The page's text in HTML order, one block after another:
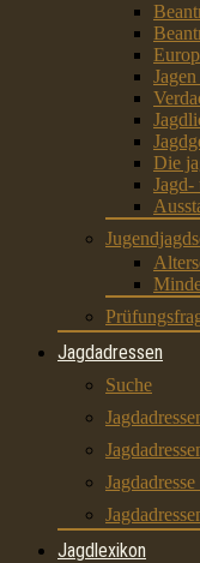
Die
Jagd-
Jagdadressen
Suche
Jagdlexikon